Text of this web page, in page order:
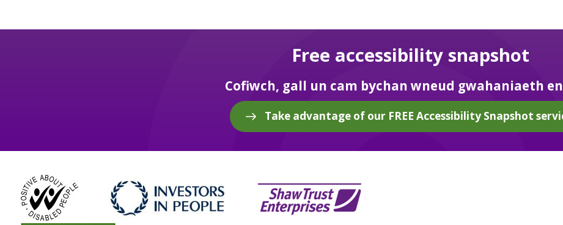
Free accessibility snapshot
Cofiwch, gall un cam bychan wneud gwahaniaeth
Take advantage of our FREE Accessibility Snapshot